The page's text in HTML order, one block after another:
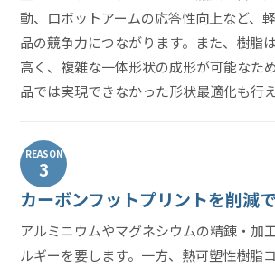
動、ロボットアームの応答性向上など、
品の競争力につながります。また、樹脂
高く、複雑な一体形状の成形が可能なた
品では実現できなかった形状最適化も行え
REASON
3
カーボンフットプリントを削減
アルミニウムやマグネシウムの精錬・加
ルギーを要します。一方、熱可塑性樹脂